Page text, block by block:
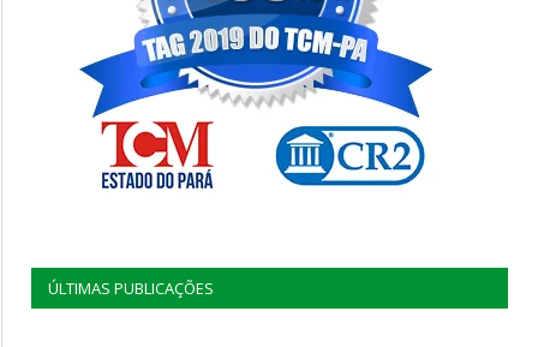
ÚLTIMAS PUBLICAÇÕES